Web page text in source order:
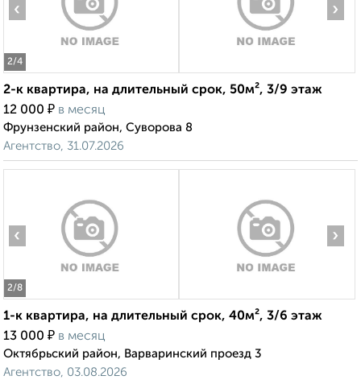
2/4
‹ ›
2-к квартира, на длительный срок, 50м², 3/9 этаж
12 000 ₽ в месяц
Фрунзенский район, Суворова 8
Агентство, 31.07.2026
2/8
‹ ›
1-к квартира, на длительный срок, 40м², 3/6 этаж
13 000 ₽ в месяц
Октябрьский район, Варваринский проезд 3
Агентство, 03.08.2026